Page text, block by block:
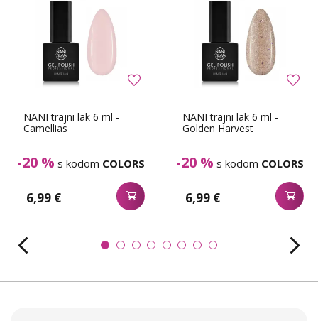
NANI trajni lak 6 ml -
Camellias
-20 % s kodom COLORS
6,99 €
NANI trajni lak 6 ml -
Golden Harvest
-20 % s kodom COLORS
6,99 €